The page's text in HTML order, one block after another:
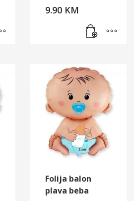
9.90 KM
Folija balon
plava beba